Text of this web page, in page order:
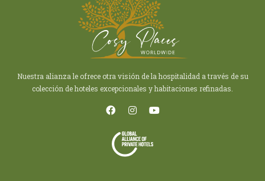
Nuestra alianza le ofrece otra visión de la hospitalidad a través de su
colección de hoteles excepcionales y habitaciones refinadas.